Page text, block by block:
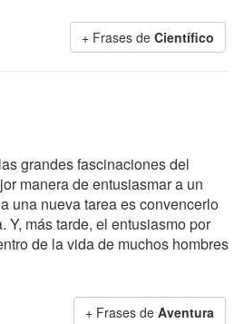
+ Frases de Científico
grandes fascinaciones del
manera de entusiasmar a un
una nueva tarea es convencerlo
Y, más tarde, el entusiasmo por
de la vida de muchos hombres
+ Frases de Aventura